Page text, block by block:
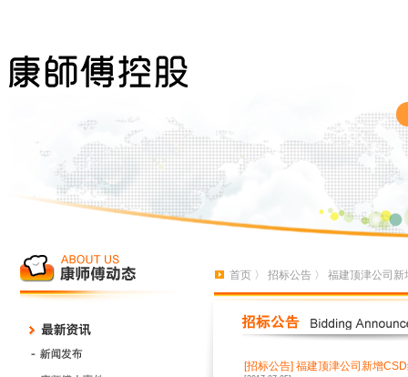
首页 〉 招标公告 〉 福建顶津公司
[招标公告] 福建顶津公司新增